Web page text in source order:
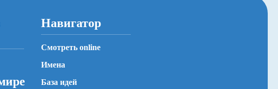
Навигатор
Смотреть online
Имена
База идей